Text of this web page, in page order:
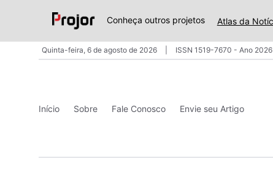
Conheça outros projetos Atlas da
Quinta-feira, 6 de agosto de 2026 ISSN 1519-7670 - Ano
Início Sobre Fale Conosco Envie seu Artigo